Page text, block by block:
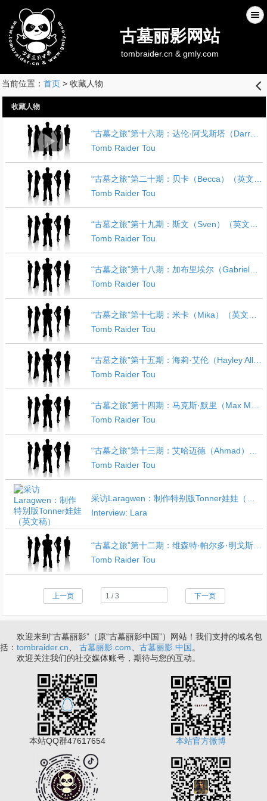
古墓丽影网站
tombraider.cn & gmly.com
当前位置： 首页> 收藏人物 󰊒
收藏人物
Tomb Raider Tou
Tomb Raider Tou
Tomb Raider Tou
Tomb Raider Tou
Tomb Raider Tou
Tomb Raider Tou
Tomb Raider Tou
Tomb Raider Tou
Interview: Lara
Tomb Raider Tou
上一页 下一页
欢迎来到“古墓丽影”（原“古墓丽影中国”）网站！我们支持的域名包
括： tombraider.cn 古墓丽影.com 古墓丽影.中国 。
欢迎关注我们的社交媒体账号，期待与您的互动。
本站QQ群47617654 本站官方微博